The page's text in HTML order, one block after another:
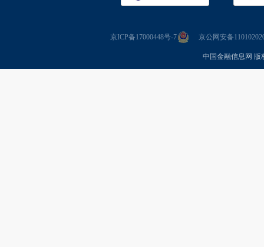
京ICP备17000448号-7 京公网安备
中国金融信息网 版